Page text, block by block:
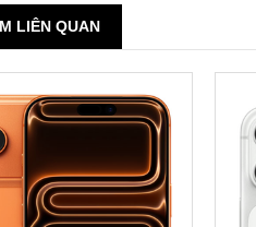
LIÊN QUAN